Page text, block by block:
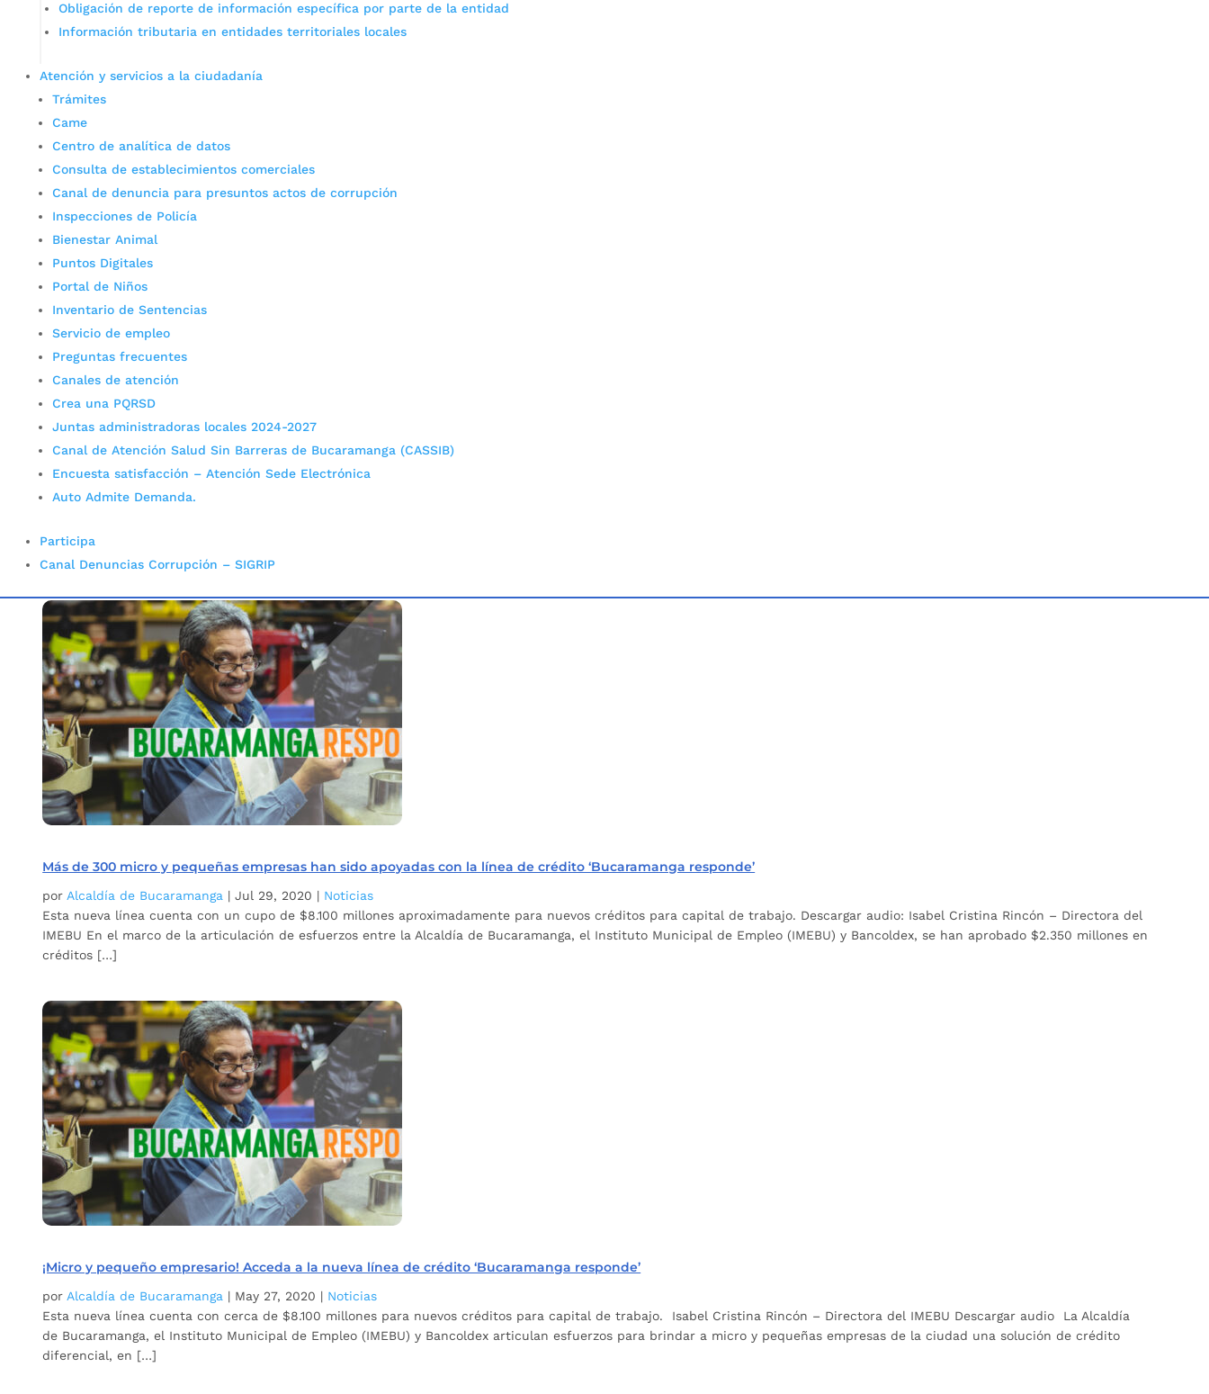
Obligación de reporte de información específica por parte de la entidad
Información tributaria en entidades territoriales locales
Atención y servicios a la ciudadanía
Trámites
Came
Centro de analítica de datos
Consulta de establecimientos comerciales
Canal de denuncia para presuntos actos de corrupción
Inspecciones de Policía
Bienestar Animal
Puntos Digitales
Portal de Niños
Inventario de Sentencias
Servicio de empleo
Preguntas frecuentes
Canales de atención
Crea una PQRSD
Juntas administradoras locales 2024-2027
Canal de Atención Salud Sin Barreras de Bucaramanga (CASSIB)
Encuesta satisfacción – Atención Sede Electrónica
Auto Admite Demanda.
Participa
Canal Denuncias Corrupción – SIGRIP
Inicio Etiqueta: Crédito
Más de 300 micro y pequeñas empresas han sido apoyadas con la línea de crédito ‘Bucaramanga responde’
por Alcaldía de Bucaramanga |Jul 29, 2020 | Noticias
Esta nueva línea cuenta con un cupo de $8.100 millones aproximadamente para nuevos créditos para capital de trabajo. Descargar audio: Isabel Cristina Rincón – Directora del
IMEBU En el marco de la articulación de esfuerzos entre la Alcaldía de Bucaramanga, el Instituto Municipal de Empleo (IMEBU) y Bancoldex, se han aprobado $2.350 millones en
créditos […]
¡Micro y pequeño empresario! Acceda a la nueva línea de crédito ‘Bucaramanga responde’
porAlcaldía de Bucaramanga | May 27, 2020 | Noticias
Esta nueva línea cuenta con cerca de $8.100 millones para nuevos créditos para capital de trabajo. Isabel Cristina Rincón – Directora del IMEBU Descargar audio La Alcaldía
de Bucaramanga, el Instituto Municipal de Empleo (IMEBU) y Bancoldex articulan esfuerzos para brindar a micro y pequeñas empresas de la ciudad una solución de crédito
diferencial, en […]